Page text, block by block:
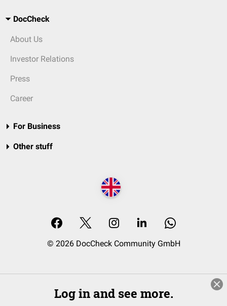
DocCheck
About Us
Investor Relations
Press
Career
For Business
Other stuff
© 2026 DocCheck Community GmbH
Log in and see more.